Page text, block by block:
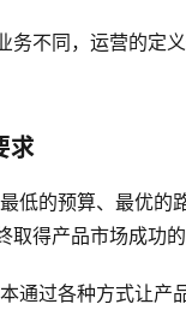
务不同，运营的定
求
低的预算、最优
得产品市场成功的
通过各种方式让产